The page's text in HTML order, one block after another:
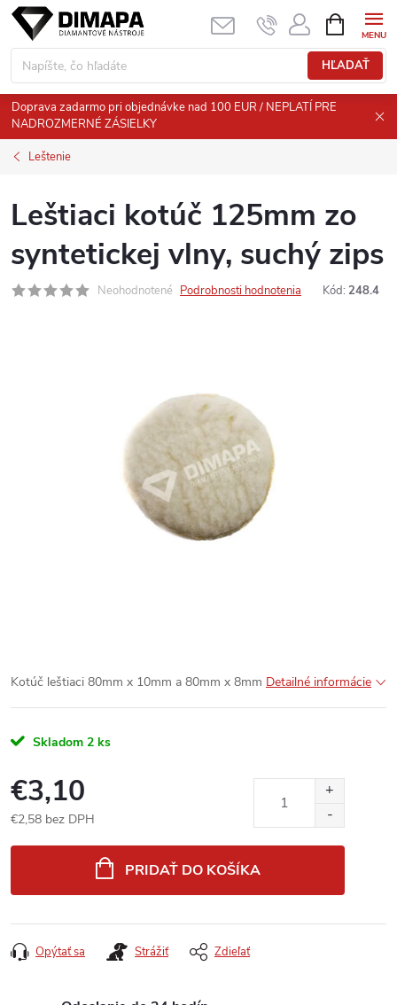
Prejsť
obsah
HĽADAŤ
KOŠÍK
Doprava zadarmo pri objednávke nad 100 EUR / NEPLATÍ PRE
NADROZMERNÉ ZÁSIELKY
Leštenie
Leštiaci kotúč 125mm zo
syntetickej vlny, suchý zips
Neohodnotené Podrobnosti hodnotenia Kód: 248.4
Kotúč leštiaci 80mm x 10mm a 80mm x 8mm Detailné informácie
Skladom 2 ks
€3,10
€2,58 bez DPH
PRIDAŤ DO KOŠÍKA
Opýtať sa Strážiť Zdieľať